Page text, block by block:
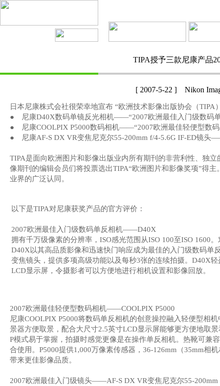
TIPA授予三款尼康产品
[ 2007-5-22 ] Nikon
日本尼康株式会社很荣幸地宣布 “欧洲技术影像出版协会（TIPA
● 尼康D40X数码单镜反光相机――“2007欧洲最佳入门级数码
● 尼康COOLPIX P5000数码相机――“2007欧洲最佳轻便型数
● 尼康AF-S DX VR变焦尼克尔55-200mm f/4-5.6G IF-ED镜头
TIPA是面向欧洲 图 片和影像出版业内所有期刊的非营利性、独立
像期刊的编辑会 员们将投票选出TIPA“欧洲 图 片和影像奖项”得主
业界的广泛认 同。
以下是TIPA对尼康获奖产品的官方评价：
2007欧洲最佳入门级数码单反相机――D40X
拥有千万级像素的分辨率，ISO感光范围从ISO 100至ISO 1600。
D40X 以其高品质影像和迅速快门响应成为最佳的入门级数码单
变焦镜头，提供多项高级功能以及每秒3张的连续拍摄。 D40X轻
LCD显示屏，令摄影者可以方便地进行相机设置和影像回放。
2007欧洲最佳轻便型数码相机――COOLPIX P5000
尼康COOLPIX P5000将数码单反相机的创意操控融入轻便型相
景器方便取景，配合大尺寸2.5英寸LCD显示屏能够更方便地取
P模式易于掌握，拍摄时感觉更像是在操作单反相机。热靴可兼容
合使用。 P5000提供1,000万像素传感器， 36-126mm （35mm相机
带来更佳影像品质。
2007欧洲最佳入门级镜头――AF-S DX VR变焦尼克尔55-